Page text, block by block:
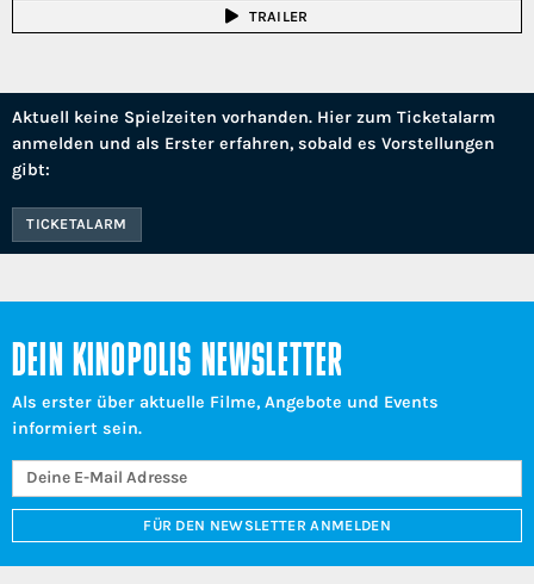
TRAILER
Aktuell keine Spielzeiten vorhanden. Hier zum Ticketalarm
anmelden und als Erster erfahren, sobald es Vorstellungen
gibt:
TICKETALARM
DEIN KINOPOLIS NEWSLETTER
Als erster über aktuelle Filme, Angebote und Events
informiert sein.
FÜR DEN NEWSLETTER ANMELDEN